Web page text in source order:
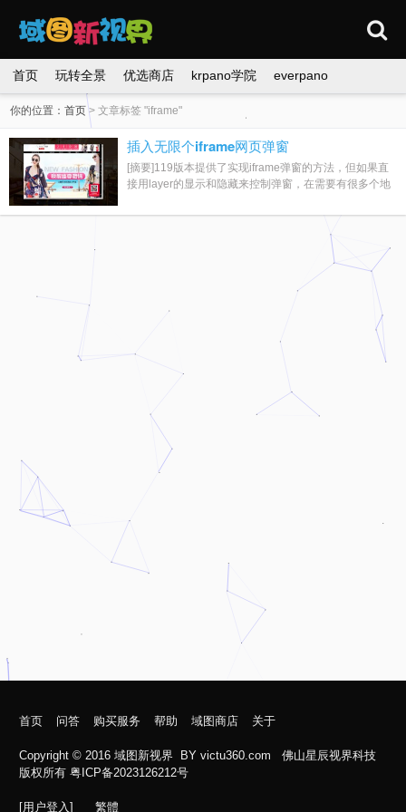
首页 玩转全景 优选商店 krpano学院 everpano
你的位置：首页 > 文章标签 "iframe"
插入无限个iframe网页弹窗
[摘要]119版本提供了实现iframe弹窗的方法，但如果直
接用layer的显示和隐藏来控制弹窗，在需要有很多个地
首页 问答 购买服务 帮助 域图商店 关于
Copyright © 2016域图新视界 BYvictu360.com
佛山星辰视界科技
版权所有 粤ICP备2023126212号
[用户登入] 繁體